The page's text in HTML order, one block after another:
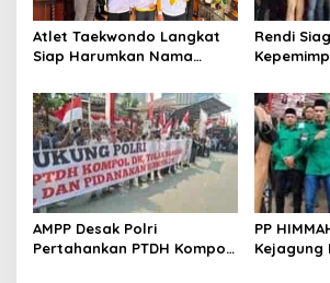
Atlet Taekwondo Langkat
Siap Harumkan Nama
Internasional G2 Asian
Rendi
Medan
Sembiring
AMPP Desak Polri
Pertahankan PTDH Kompol
PP
Kejagung